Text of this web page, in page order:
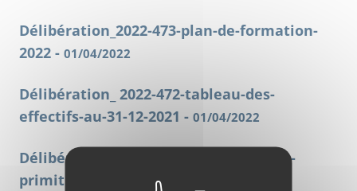
Délibération_2022-473-plan-de-formation-
2022 - 01/04/2022
Délibération_ 2022-472-tableau-des-
effectifs-au-31-12-2021 - 01/04/2022
Délibération_2022-471-vote-du-budget-
primitif-2022 -
01/04/2022